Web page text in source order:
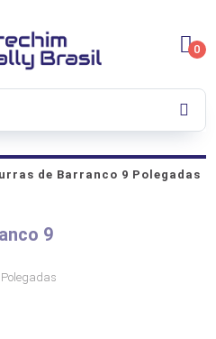
0
de Barranco 9 Polegadas
9